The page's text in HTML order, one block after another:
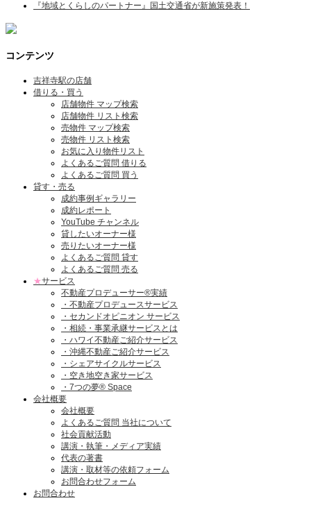
『地域とくらしのパートナー』国土交通省が新施策発表！
コンテンツ
吉祥寺駅の店舗
借りる・買う
店舗物件 マップ検索
店舗物件 リスト検索
売物件 マップ検索
売物件 リスト検索
お気に入り物件リスト
よくあるご質問 借りる
よくあるご質問 買う
貸す・売る
成約事例ギャラリー
成約レポート
YouTube チャンネル
貸したいオーナー様
売りたいオーナー様
よくあるご質問 貸す
よくあるご質問 売る
★サービス
不動産プロデューサー®実績
・不動産プロデュースサービス
・セカンドオピニオン サービス
・相続・事業承継サービスとは
・ハワイ不動産ご紹介サービス
・沖縄不動産ご紹介サービス
・シェアサイクルサービス
・空き地空き家サービス
・7つの夢® Space
会社概要
会社概要
よくあるご質問 当社について
社会貢献活動
講演・執筆・メディア実績
代表の著書
講演・取材等の依頼フォーム
お問合わせフォーム
お問合わせ